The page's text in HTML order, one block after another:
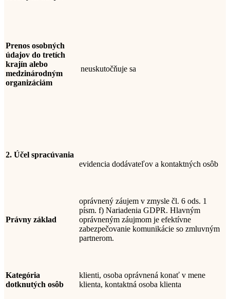
Prenos osobných
údajov do tretích
krajín alebo
medzinárodným
organizáciám
neuskutočňuje sa
2. Účel spracúvania
evidencia dodávateľov a kontaktných osôb
Právny základ
oprávnený záujem v zmysle čl. 6 ods. 1
písm. f) Nariadenia GDPR. Hlavným
oprávneným záujmom je efektívne
zabezpečovanie komunikácie so zmluvným
partnerom.
Kategória
dotknutých osôb
klienti, osoba oprávnená konať v mene
klienta, kontaktná osoba klienta